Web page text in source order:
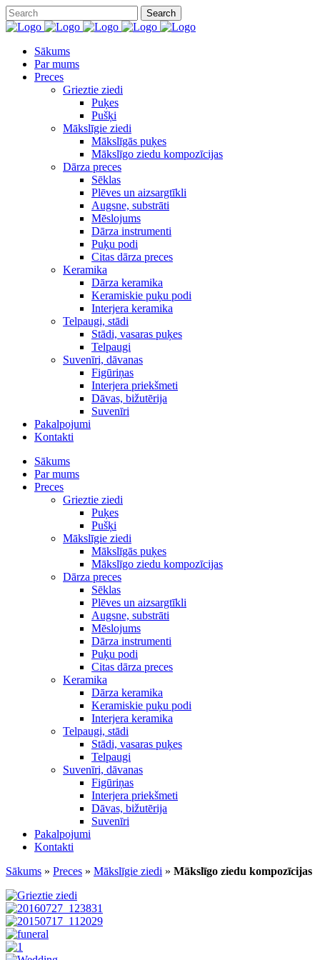
Sākums
Par mums
Preces
Grieztie ziedi
Puķes
Pušķi
Mākslīgie ziedi
Mākslīgās puķes
Mākslīgo ziedu kompozīcijas
Dārza preces
Sēklas
Plēves un aizsargtīkli
Augsne, substrāti
Mēslojums
Dārza instrumenti
Puķu podi
Citas dārza preces
Keramika
Dārza keramika
Keramiskie puķu podi
Interjera keramika
Telpaugi, stādi
Stādi, vasaras puķes
Telpaugi
Suvenīri, dāvanas
Figūriņas
Interjera priekšmeti
Dāvas, bižutērija
Suvenīri
Pakalpojumi
Kontakti
Sākums
Par mums
Preces
Grieztie ziedi
Puķes
Pušķi
Mākslīgie ziedi
Mākslīgās puķes
Mākslīgo ziedu kompozīcijas
Dārza preces
Sēklas
Plēves un aizsargtīkli
Augsne, substrāti
Mēslojums
Dārza instrumenti
Puķu podi
Citas dārza preces
Keramika
Dārza keramika
Keramiskie puķu podi
Interjera keramika
Telpaugi, stādi
Stādi, vasaras puķes
Telpaugi
Suvenīri, dāvanas
Figūriņas
Interjera priekšmeti
Dāvas, bižutērija
Suvenīri
Pakalpojumi
Kontakti
Sākums » Preces » Mākslīgie ziedi » Mākslīgo ziedu kompozīcijas